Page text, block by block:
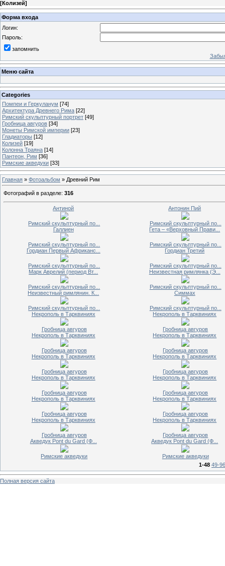
[Колизей]
Форма входа
Логин:
Пароль:
запомнить
Меню сайта
Categories
Помпеи и Геркуланум [74]
Архитектура Древнего Рима [22]
Римский скульптурный портрет [49]
Гробница авгуров [34]
Монеты Римской империи [23]
Гладиаторы [12]
Колизей [19]
Колонна Траяна [14]
Пантеон, Рим [36]
Римские акведуки [33]
Главная » Фотоальбом » Древний Рим
Фотографий в разделе: 316
Антиной
Римский скульптурный по...
Антонин Пий
Римский скульптурный по...
Галлиен
Римский скульптурный по...
Гета – «Верховный Прави...
Римский скульптурный по...
Гордиан Первый Африканс...
Римский скульптурный по...
Гордиан Третий
Римский скульптурный по...
Марк Аврелий (период Вт...
Римский скульптурный по...
Неизвестная римлянка (Э...
Римский скульптурный по...
Неизвестный римлянин. К...
Римский скульптурный по...
Симмах
Римский скульптурный по...
Некрополь в Тарквиниях
Гробница авгуров
Некрополь в Тарквиниях
Гробница авгуров
Некрополь в Тарквиниях
Гробница авгуров
Некрополь в Тарквиниях
Гробница авгуров
Некрополь в Тарквиниях
Гробница авгуров
Некрополь в Тарквиниях
Гробница авгуров
Некрополь в Тарквиниях
Гробница авгуров
Некрополь в Тарквиниях
Гробница авгуров
Некрополь в Тарквиниях
Гробница авгуров
Некрополь в Тарквиниях
Гробница авгуров
Некрополь в Тарквиниях
Гробница авгуров
Некрополь в Тарквиниях
Гробница авгуров
Акведук Pont du Gard (Ф...
Римские акведуки
Акведук Pont du Gard (Ф...
Римские акведуки
1-48 49-96
Полная версия сайта